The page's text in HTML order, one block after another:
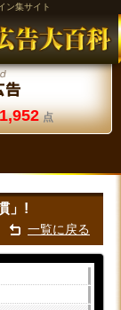
ン集サイト
1,952 点
」!
一覧に戻る